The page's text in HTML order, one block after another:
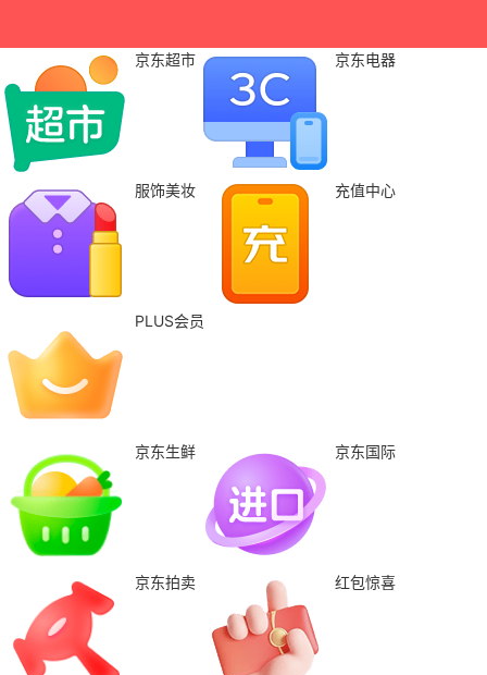
京东超市 京东电器
服饰美妆 充值中心
PLUS会员
京东生鲜 京东国际
京东拍卖 红包惊喜